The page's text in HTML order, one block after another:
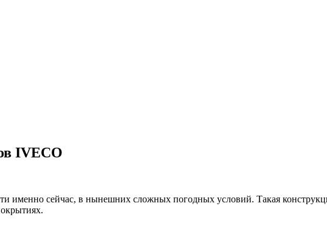
IVECO
именно сейчас, в нынешних сложных погодных условий. Такая